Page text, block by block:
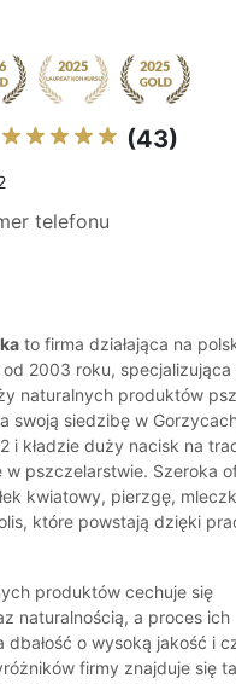
(43)
telefonu
to firma działająca na
2003 roku, specjalizująca
naturalnych produktów
swoją siedzibę w
i kładzie duży nacisk na
w pszczelarstwie. Szeroka
kwiatowy, pierzgę,
które powstają dzięki
produktów cechuje się
naturalnością, a proces ich
dbałość o wysoką jakość i
firmy znajduje się